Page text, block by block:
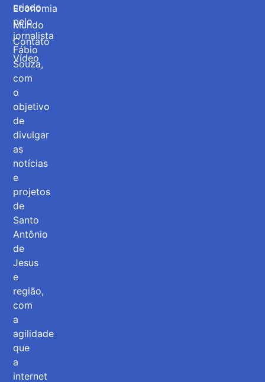
criado
pelo
jornalista
Fábio
Souza,
com
o
objetivo
de
divulgar
as
notícias
e
projetos
de
Santo
Antônio
de
Jesus
e
região,
com
a
agilidade
que
a
internet
Economia
Mundo
Contato
Vídeo